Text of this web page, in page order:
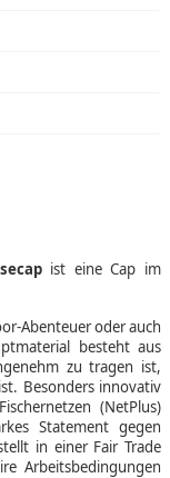
ist eine Cap im
Abenteuer oder auch
besteht aus
zu tragen ist,
Besonders innovativ
(NetPlus)
Statement gegen
in einer Fair Trade
Arbeitsbedingungen